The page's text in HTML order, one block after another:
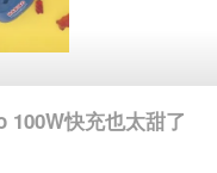
快充也太甜了